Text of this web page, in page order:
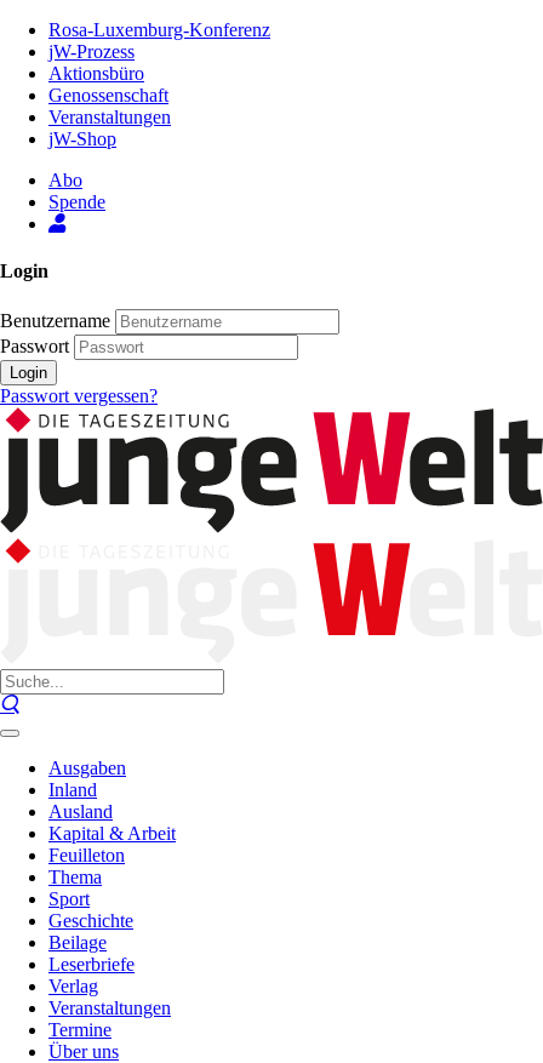
Inhalt
Seite
Rosa-Luxemburg-Konferenz
jW-Prozess
Aktionsbüro
Genossenschaft
Veranstaltungen
jW-Shop
Abo
Spende
Login
Benutzername
Passwort
Login
Passwort vergessen?
Ausgaben
Inland
Ausland
Kapital & Arbeit
Feuilleton
Thema
Sport
Geschichte
Beilage
Leserbriefe
Verlag
Veranstaltungen
Termine
Über uns